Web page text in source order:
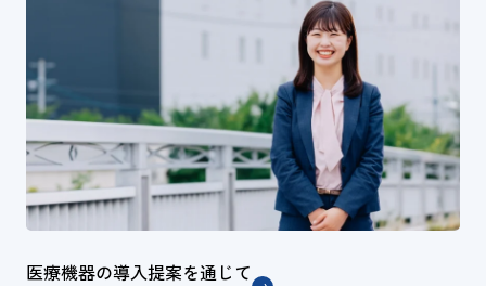
医療機器の導入提案を通じて